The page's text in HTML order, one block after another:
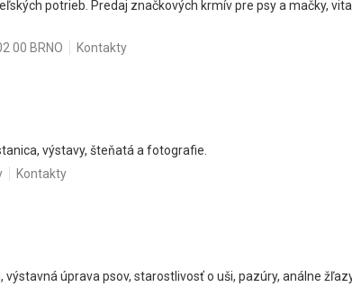
potrieb. Predaj značkových krmív pre psy a mačky,
00 BRNO Kontakty
výstavy, šteňatá a fotografie.
Kontakty
úprava psov, starostlivosť o uši, pazúry, análne